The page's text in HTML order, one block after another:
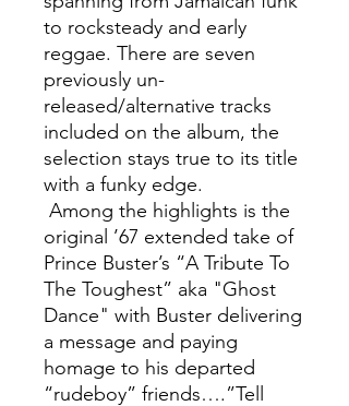
to rocksteady and early
reggae. There are seven
previously un-
released/alternative tracks
included on the album, the
selection stays true to its title
with a funky edge.
Among the highlights is the
original ’67 extended take of
Prince Buster’s “A Tribute To
The Toughest” aka "Ghost
Dance" with Buster delivering
a message and paying
homage to his departed
“rudeboy” friends….”Tell